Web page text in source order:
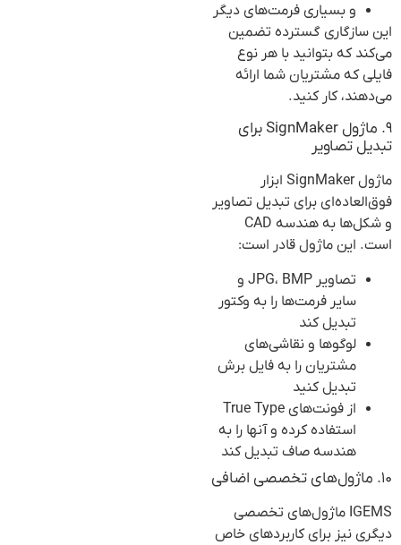
و بسیاری فرمت‌های دیگر
این سازگاری گسترده تضمین
می‌کند که بتوانید با هر نوع
فایلی که مشتریان شما ارائه
می‌دهند، کار کنید.
۹. ماژول SignMaker برای
تبدیل تصاویر
ماژول SignMaker ابزار
فوق‌العاده‌ای برای تبدیل تصاویر
و شکل‌ها به هندسه CAD
است. این ماژول قادر است:
تصاویر JPG، BMP و
سایر فرمت‌ها را به وکتور
تبدیل کند
لوگوها و نقاشی‌های
مشتریان را به فایل برش
تبدیل کنید
از فونت‌های True Type
استفاده کرده و آنها را به
هندسه صاف تبدیل کند
۱۰. ماژول‌های تخصصی اضافی
IGEMS ماژول‌های تخصصی
دیگری نیز برای کاربردهای خاص